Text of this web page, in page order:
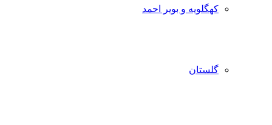
کهگلویه و بویر احمد
گلستان